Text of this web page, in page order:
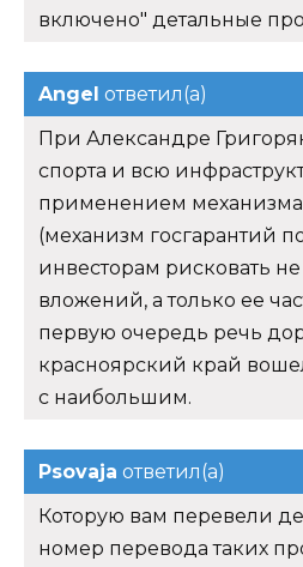
включено" детальные
Angel ответил(а)
При Александре
спорта и всю
применением механизма
(механизм госгарантий
инвесторам рисковать
вложений, а только ее
первую очередь речь
красноярский край
с наибольшим.
Psovaja ответил(а)
Которую вам перевели
номер перевода таких